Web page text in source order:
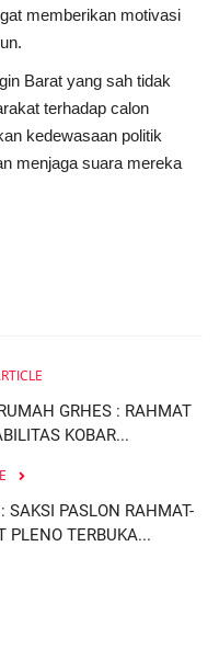
memberikan motivasi
Barat yang sah tidak
terhadap calon
kedewasaan politik
menjaga suara mereka
GRHES : RAHMAT
KOBAR...
SAKSI PASLON RAHMAT-
PLENO TERBUKA...